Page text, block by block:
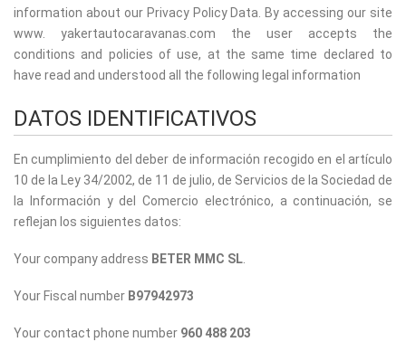
information about our Privacy Policy Data. By accessing our site
www. yakertautocaravanas.com the user accepts the
conditions and policies of use, at the same time declared to
have read and understood all the following legal information
DATOS IDENTIFICATIVOS
En cumplimiento del deber de información recogido en el artículo
10 de la Ley 34/2002, de 11 de julio, de Servicios de la Sociedad de
la Información y del Comercio electrónico, a continuación, se
reflejan los siguientes datos:
Your company address BETER MMC SL
Your Fiscal number B97942973
Your contact phone number 960 488 203